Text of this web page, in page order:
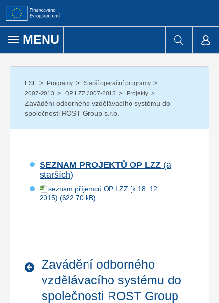
Přejít k obsahu
MENU
ESF / Programy / Starší operační programy /
2007-2013 / OP LZZ 2007-2013 / Projekty /
Zavádění odborného vzdělávacího systému do
společnosti ROST Group s.r.o.
SEZNAM PROJEKTŮ OP LZZ (a
starších)
seznam příjemců OP LZZ (k 18. 12.
2015)
Zavádění odborného
vzdělávacího systému do
společnosti ROST Group